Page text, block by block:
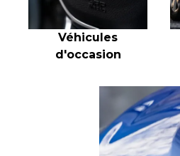
Véhicules
d'occasion